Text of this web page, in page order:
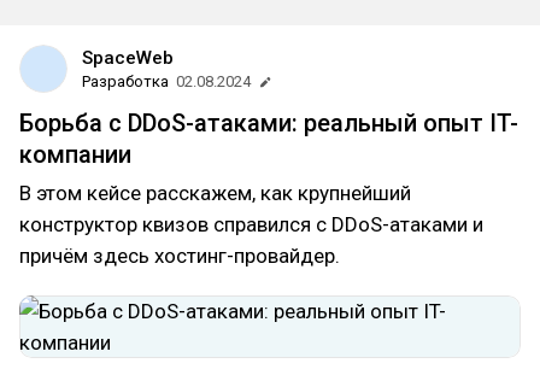
SpaceWeb
Разработка 02.08.2024
Борьба с DDoS-атаками: реальный опыт IT-
компании
В этом кейсе расскажем, как крупнейший
конструктор квизов справился с DDoS-атаками и
причём здесь хостинг-провайдер.